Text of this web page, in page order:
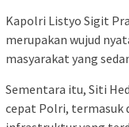
Kapolri Listyo Sigit
merupakan wujud
masyarakat yang
Sementara itu, Siti
cepat Polri, termasuk